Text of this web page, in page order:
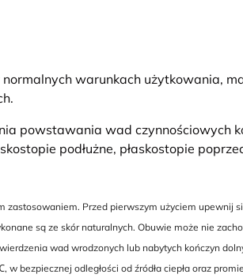
warunkach użytkowania,
powstawania wad czynnościowych
podłużne, płaskostopie
Przed pierwszym użyciem
są ze skór naturalnych. Obuwie może nie
wad wrodzonych lub nabytych kończyn
bezpiecznej odległości od źródła ciepła oraz